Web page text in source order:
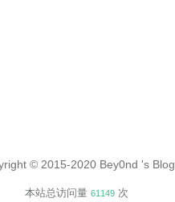
© 2015-2020 Bey0nd 's Blog
本站总访问量 61149次